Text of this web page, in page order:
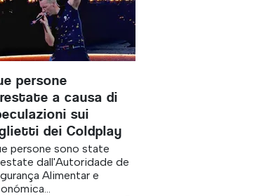
persone
a causa di
sui
dei Coldplay
persone sono state
dall'Autoridade de
Alimentar e